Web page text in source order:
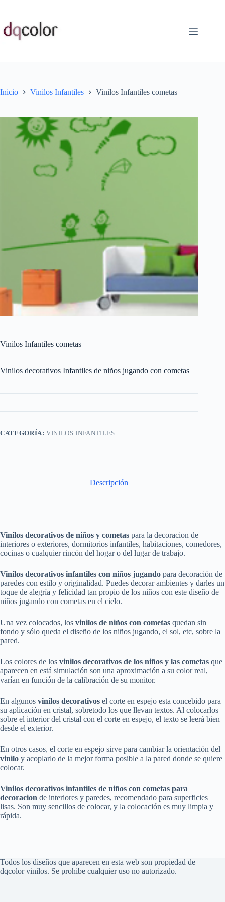
contenido
Inicio Vinilos Infantiles Vinilos Infantiles cometas
Vinilos Infantiles cometas
Vinilos decorativos Infantiles de niños jugando con cometas
CATEGORÍA:VINILOS INFANTILES
Descripción
Vinilos decorativos de niños y cometas para la decoracion de
interiores o exteriores, dormitorios infantiles, habitaciones, comedores,
cocinas o cualquier rincón del hogar o del lugar de trabajo.
Vinilos decorativos infantiles con niños jugando para decoración de
paredes con estilo y originalidad. Puedes decorar ambientes y darles un
toque de alegría y felicidad tan propio de los niños con este diseño de
niños jugando con cometas en el cielo.
Una vez colocados, los vinilos de niños con cometas quedan sin
fondo y sólo queda el diseño de los niños jugando, el sol, etc, sobre la
pared.
Los colores de los vinilos decorativos de los niños y las cometas que
aparecen en está simulación son una aproximación a su color real,
varían en función de la calibración de su monitor.
En algunos vinilos decorativos el corte en espejo esta concebido para
su aplicación en cristal, sobretodo los que llevan textos. Al colocarlos
sobre el interior del cristal con el corte en espejo, el texto se leerá bien
desde el exterior.
En otros casos, el corte en espejo sirve para cambiar la orientación del
vinilo y acoplarlo de la mejor forma posible a la pared donde se quiere
colocar.
Vinilos decorativos infantiles de niños con cometas para
decoracion de interiores y paredes, recomendado para superficies
lisas. Son muy sencillos de colocar, y la colocación es muy limpia y
rápida.
Todos los diseños que aparecen en esta web son propiedad de
dqcolor vinilos. Se prohibe cualquier uso no autorizado.